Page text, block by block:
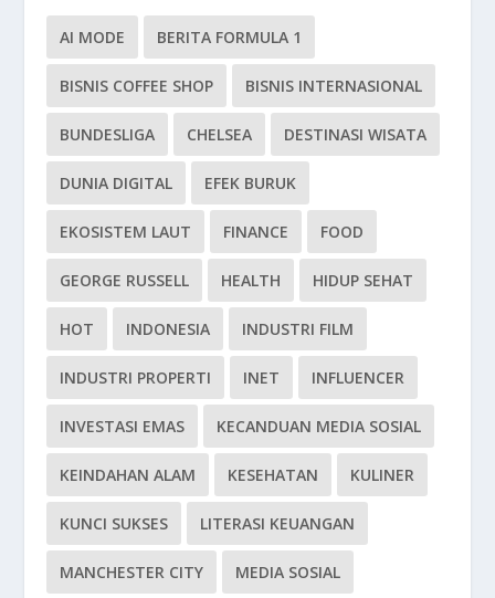
AI MODE BERITA FORMULA 1
BISNIS COFFEE SHOP BISNIS INTERNASIONAL
BUNDESLIGA CHELSEA DESTINASI WISATA
DUNIA DIGITAL EFEK BURUK
EKOSISTEM LAUT FINANCE FOOD
GEORGE RUSSELL HEALTH HIDUP SEHAT
HOT INDONESIA INDUSTRI FILM
INDUSTRI PROPERTI INET INFLUENCER
INVESTASI EMAS KECANDUAN MEDIA SOSIAL
KEINDAHAN ALAM KESEHATAN KULINER
KUNCI SUKSES LITERASI KEUANGAN
MANCHESTER CITY MEDIA SOSIAL